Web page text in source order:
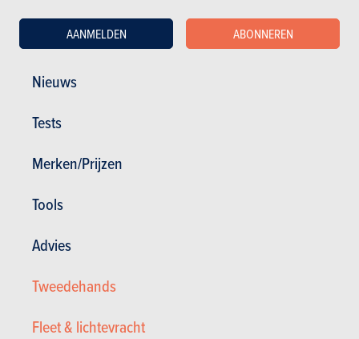
Nieuws
Tests
Merken/Prijzen
Tools
Advies
Tweedehands
Fleet & lichtevracht
AANMELDEN ABONNEREN
21.990 €
262 pk